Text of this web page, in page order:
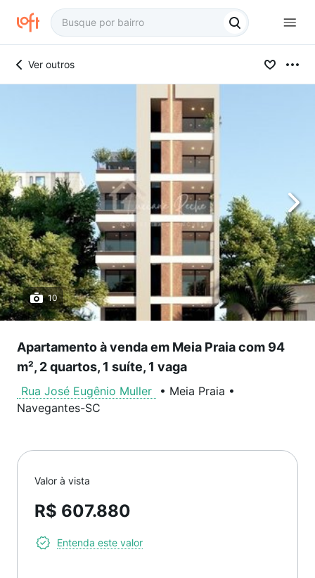
Ver outros
10
Apartamento à venda em Meia Praia com 94
m², 2 quartos, 1 suíte, 1 vaga
Rua José Eugênio Muller • Meia Praia •
Navegantes-SC
Valor à vista
R$ 607.880
Entenda este valor